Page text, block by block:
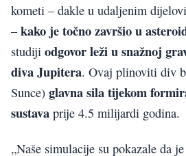
kometi – dakle u udaljenim
–kako je točno završio u
studiji odgovor leži u snažnoj
diva Jupitera. Ovaj plinoviti div
Sunce) glavna sila tijekom
sustava prije 4.5 milijardi godina.
„Naše simulacije su pokazale da